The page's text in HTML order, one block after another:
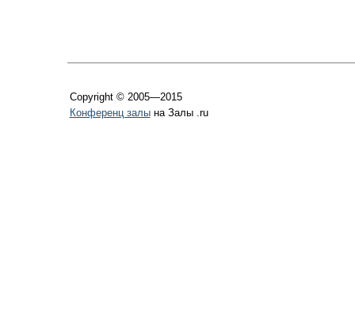
Copyright © 2005—2015
Конференц залына Залы .ru